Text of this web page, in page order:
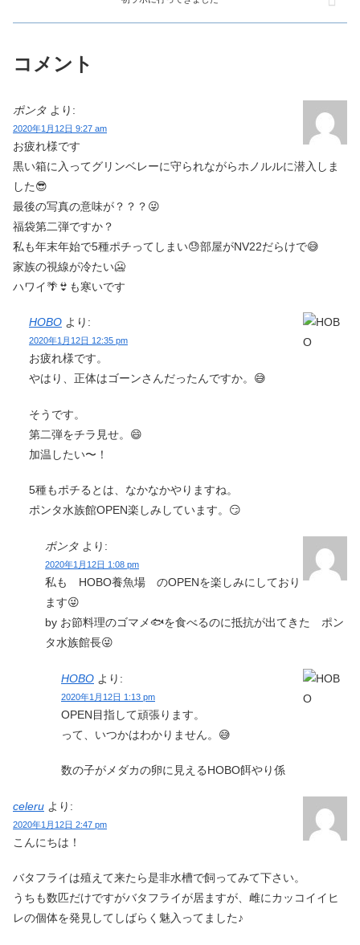
コメント
ポンタ より:
2020年1月12日 9:27 am
お疲れ様です
黒い箱に入ってグリンベレーに守られながらホノルルに潜入しま
した😎
最後の写真の意味が？？？😜
福袋第二弾ですか？
私も年末年始で5種ポチってしまい😓部屋がNV22だらけで😅
家族の視線が冷たい🥶
ハワイ🌴👙も寒いです
HOBO より:
2020年1月12日 12:35 pm
お疲れ様です。
やはり、正体はゴーンさんだったんですか。😅
そうです。
第二弾をチラ見せ。😄
加温したい〜！
5種もポチるとは、なかなかやりますね。
ポンタ水族館OPEN楽しみしています。😏
ポンタ より:
2020年1月12日 1:08 pm
私も HOBO養魚場 のOPENを楽しみにしており
ます😜
by お節料理のゴマメ🐟を食べるのに抵抗が出てきた ポン
タ水族館長😜
HOBO より:
2020年1月12日 1:13 pm
OPEN目指して頑張ります。
って、いつかはわかりません。😅
数の子がメダカの卵に見えるHOBO餌やり係
celeru より:
2020年1月12日 2:47 pm
こんにちは！
バタフライは殖えて来たら是非水槽で飼ってみて下さい。
うちも数匹だけですがバタフライが居ますが、雌にカッコイイヒ
レの個体を発見してしばらく魅入ってました♪